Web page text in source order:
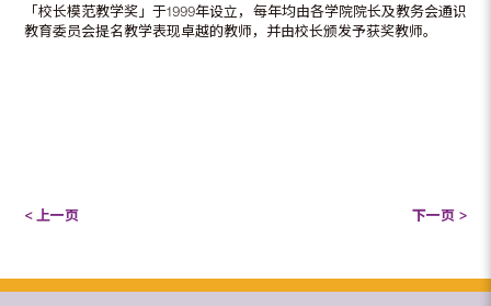
「校长模范教学奖」于1999年设立，每年均由各学院院长及教务会通识
教育委员会提名教学表现卓越的教师，并由校长颁发予获奖教师。
< 上一页 下一页 >